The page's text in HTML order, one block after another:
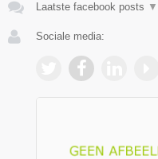
Laatste facebook posts ▼
Sociale media: